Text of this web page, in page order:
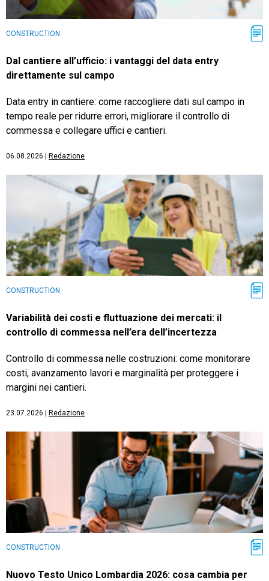
CONSTRUCTION
Dal cantiere all’ufficio: i vantaggi del data entry
direttamente sul campo
Data entry in cantiere: come raccogliere dati sul campo in
tempo reale per ridurre errori, migliorare il controllo di
commessa e collegare uffici e cantieri.
06.08.2026 Redazione
CONSTRUCTION
Variabilità dei costi e fluttuazione dei mercati: il
controllo di commessa nell’era dell’incertezza
Controllo di commessa nelle costruzioni: come monitorare
costi, avanzamento lavori e marginalità per proteggere i
margini nei cantieri.
23.07.2026 Redazione
CONSTRUCTION
Nuovo Testo Unico Lombardia 2026: cosa cambia per